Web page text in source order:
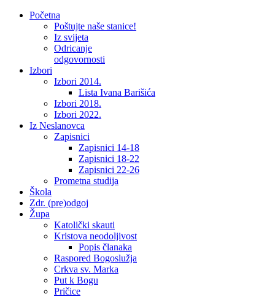
Početna
Poštujte naše stanice!
Iz svijeta
Odricanje
odgovornosti
Izbori
Izbori 2014.
Lista Ivana Barišića
Izbori 2018.
Izbori 2022.
Iz Neslanovca
Zapisnici
Zapisnici 14-18
Zapisnici 18-22
Zapisnici 22-26
Prometna studija
Škola
Zdr. (pre)odgoj
Župa
Katolički skauti
Kristova neodoljivost
Popis članaka
Raspored Bogoslužja
Crkva sv. Marka
Put k Bogu
Pričice